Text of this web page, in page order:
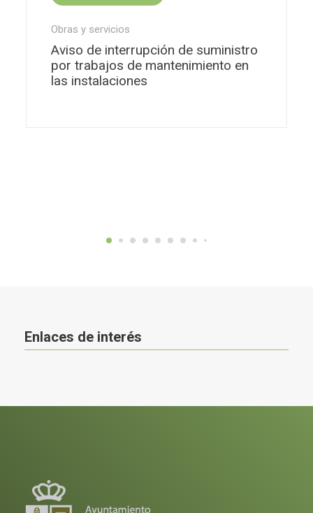
Obras y servicios
Aviso de interrupción de suministro
por trabajos de mantenimiento en
las instalaciones
Enlaces de interés